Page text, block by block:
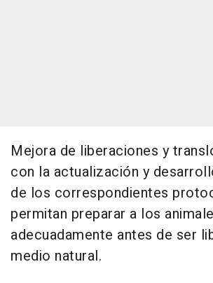
Mejora de liberaciones y
con la actualización y
de los correspondientes
permitan preparar a los
adecuadamente antes de ser
medio natural.